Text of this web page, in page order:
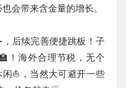
会带来含金量的增长。
后续完善便捷跳板！子
！海外合理节税，无个
⛵，当然大可避开一些